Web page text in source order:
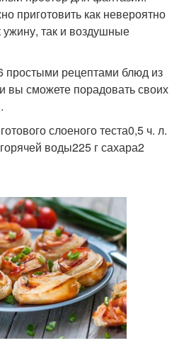
приготовить как невероятно
так и воздушные
простыми рецептами блюд из
вы сможете порадовать своих
слоеного теста0,5 ч. л.
воды225 г сахара2